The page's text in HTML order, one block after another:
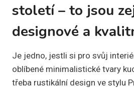
století – to jsou
designové a
Je jedno, jestli si pro svůj
oblíbené minimalistické tvary
třeba rustikální design ve stylu